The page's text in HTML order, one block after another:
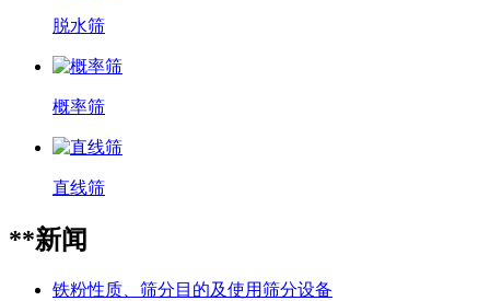
脱水筛
概率筛
直线筛
**新闻
铁粉性质、筛分目的及使用筛分设备